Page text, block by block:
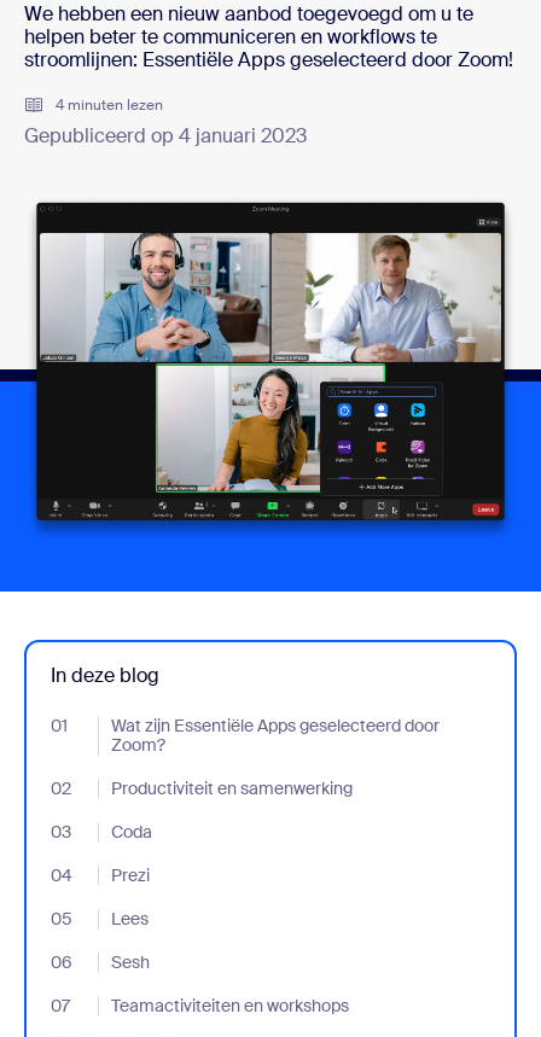
We hebben een nieuw aanbod toegevoegd om u te
helpen beter te communiceren en workflows te
stroomlijnen: Essentiële Apps geselecteerd door Zoom!
4 minuten lezen
Gepubliceerd op 4 januari 2023
In deze blog
01
Wat zijn Essentiële Apps geselecteerd door
Zoom?
- Jumplink to Wat zijn Essentiële Apps geselecteerd door Zoom?
02 Productiviteit en samenwerking
- Jumplink to Productiviteit en samenwerking
03
Coda
- Jumplink to Coda
04
Prezi
- Jumplink to Prezi
05
Lees
- Jumplink to Lees
06
Sesh
- Jumplink to Sesh
07
Teamactiviteiten en workshops
- Jumplink to Teamactiviteiten en workshops